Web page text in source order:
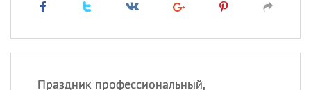
Праздник профессиональный,